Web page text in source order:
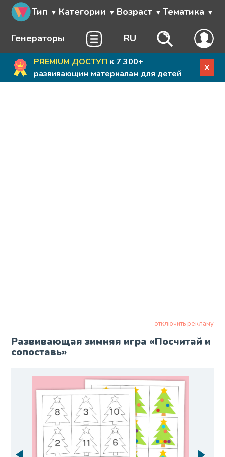
Тип Категории Возраст Тематика
Генераторы RU
PREMIUM ДОСТУП к 7 300+
развивающим материалам для детей
X
отключить рекламу
Развивающая зимняя игра «Посчитай и
сопоставь»